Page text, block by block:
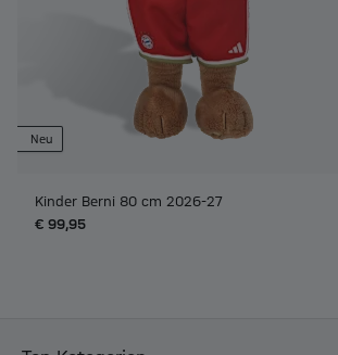
Neu
Kinder Berni 80 cm 2026-27
€ 99,95